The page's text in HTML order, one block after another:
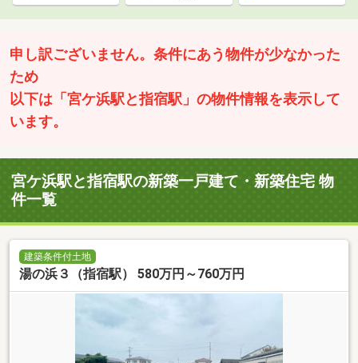
申し訳ございません。条件にあう物件が少なかった
ため
以下は「宮ケ浜駅と指宿駅」の物件情報を表示して
います。
宮ケ浜駅と指宿駅の新築一戸建て・新築住宅 物
件一覧
建築条件付土地
湯の浜３（指宿駅） 580万円～760万円